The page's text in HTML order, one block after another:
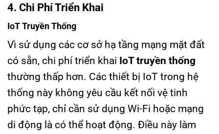
4. Chi Phí Triển Khai
IoT Truyền Thống
Vì sử dụng các cơ sở hạ tầng mạng mặt đất
có sẵn, chi phí triển khai IoT truyền thống
thường thấp hơn. Các thiết bị IoT trong hệ
thống này không yêu cầu kết nối vệ tinh
phức tạp, chỉ cần sử dụng Wi-Fi hoặc mạng
di động là có thể hoạt động. Điều này làm